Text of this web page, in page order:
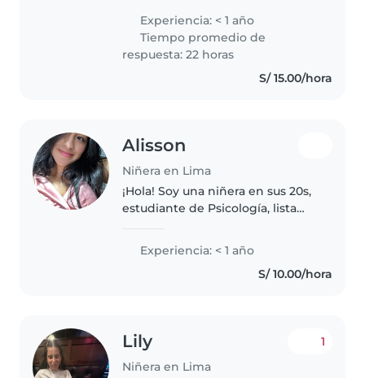
crecimiento y aprendizaje. Soy
una persona tranquila, paciente y
muy responsable. Mi objetivo..
Experiencia: < 1 año
Tiempo promedio de
respuesta: 22 horas
S/ 15.00/hora
Alisson
Niñera en Lima
¡Hola! Soy una niñera en sus 20s,
estudiante de Psicología, lista
entusiasmo y responsabilidad.
Aunque no tengo experiencia
profesional, tengo mucha
Experiencia: < 1 año
S/ 10.00/hora
Lily
Niñera en Lima
1